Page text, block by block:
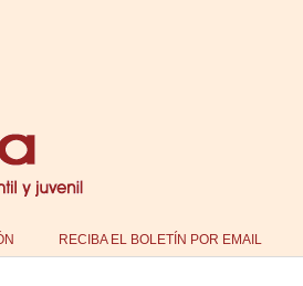
RECIBA EL BOLETÍN POR EMAIL